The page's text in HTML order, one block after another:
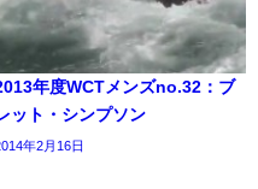
年度WCTメンズno.32：ブ
ット・シンプソン
年2月16日